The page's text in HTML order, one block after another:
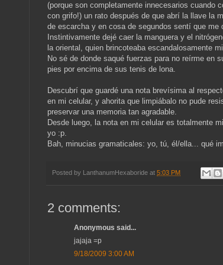
(porque son completamente innecesarios cuando
con grifo!) un rato después de que abrí la llave la
de escarcha y en cosa de segundos sentí que me
Instintivamente dejé caer la manguera y el
la oriental, quien brincoteaba escandalosamente
No sé de donde saqué fuerzas para no reírme en
pies por encima de sus tenis de lona.
Descubrí que guardé una nota brevísima al
en mi celular, y ahorita que limpiábalo no pude
preservar una memoria tan agradable.
Desde luego, la nota en mi celular es totalmente
yo :p.
Bah, minucias gramaticales: yo, tú, él/ella... qué
Posted by LanthanumHexaboride at 5:03 PM
2 comments:
Anonymous said...
jajaja =p
9/18/2009 3:00 AM